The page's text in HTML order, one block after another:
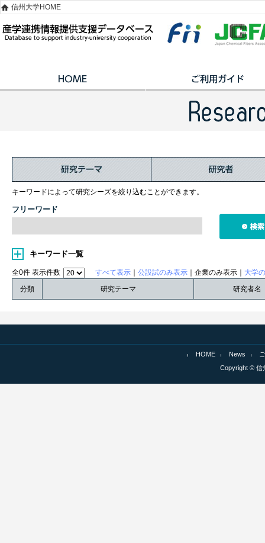
信州大学HOME
キーワードによって研究シーズを絞り込むことができます。
フリーワード
キーワード一覧
全0件 表示件数 すべて表示 公設試のみ表示 ｜企業のみ表示｜ 大学
分類
研究テーマ 研究者名
HOME News
Copyright © 信